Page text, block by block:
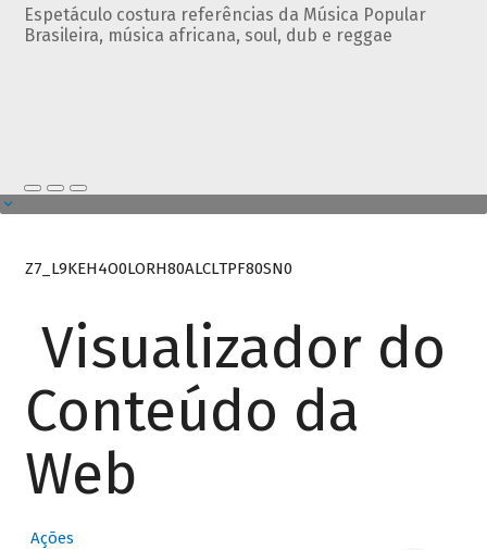
Espetáculo costura referências da Música Popular
Brasileira, música africana, soul, dub e reggae
Z7_L9KEH4O0LORH80ALCLTPF80SN0
Visualizador do
Conteúdo da
Web
Ações